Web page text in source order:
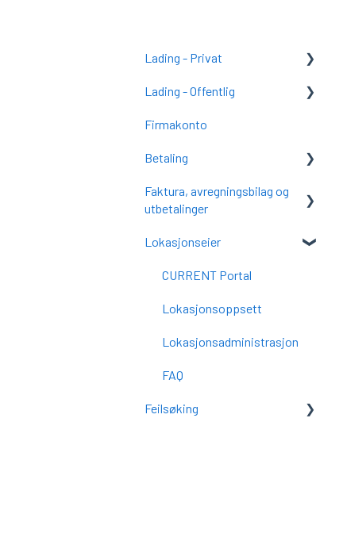
Lading - Privat
Kom i gang med CURRENT
SmartCharge)
CURRENT Charge
Vanlige spørsmål
Lading - Offentlig
Kom i gang med CURRENT
Vanlige spørsmål
Firmakonto
Betaling
FAQ
Faktura, avregningsbilag og
utbetalinger
Faktura
Avregningsbilag
Utbetalinger
Økonomi
FAQ
Lokasjonseier
CURRENT Portal
Lokasjonsoppsett
Lokasjonsadministrasjon
FAQ
Feilsøking